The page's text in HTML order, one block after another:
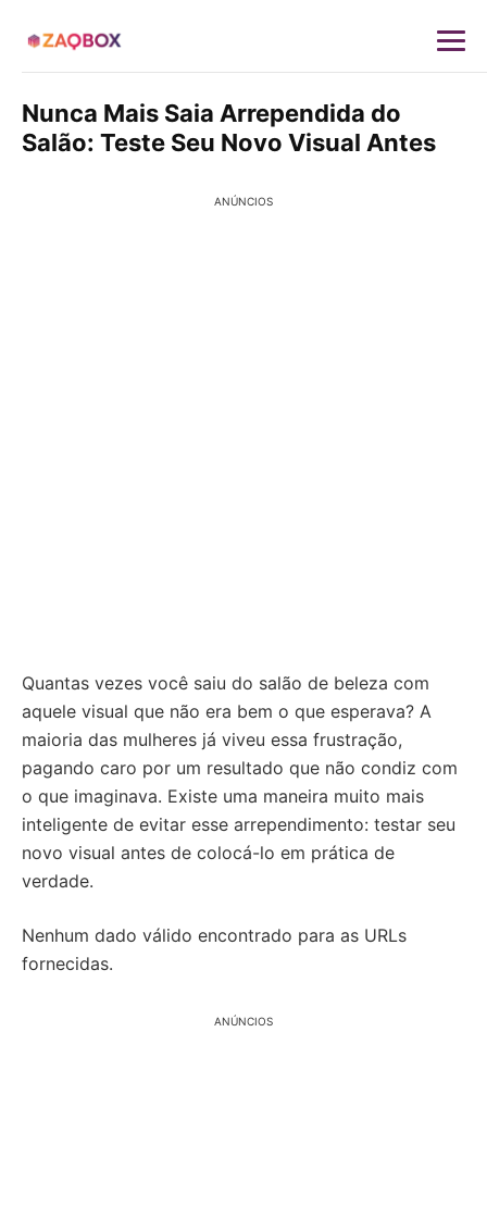
Nunca Mais Saia Arrependida do
Salão: Teste Seu Novo Visual Antes
ANÚNCIOS
Quantas vezes você saiu do salão de beleza com
aquele visual que não era bem o que esperava? A
maioria das mulheres já viveu essa frustração,
pagando caro por um resultado que não condiz com
o que imaginava. Existe uma maneira muito mais
inteligente de evitar esse arrependimento: testar seu
novo visual antes de colocá-lo em prática de
verdade.
Nenhum dado válido encontrado para as URLs
fornecidas.
ANÚNCIOS